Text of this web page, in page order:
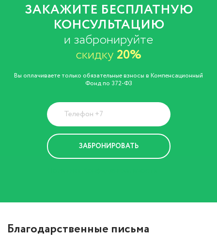
ЗАКАЖИТЕ БЕСПЛАТНУЮ
КОНСУЛЬТАЦИЮ
и забронируйте
скидку 20%
Вы оплачиваете только обязательные взносы в Компенсационный
Фонд по 372-ФЗ
Благодарственные письма